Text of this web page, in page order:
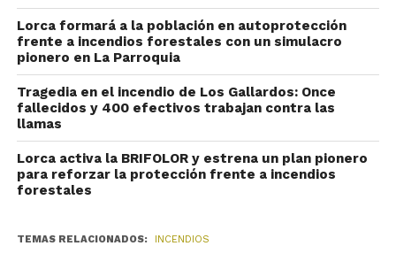
Lorca formará a la población en autoprotección
frente a incendios forestales con un simulacro
pionero en La Parroquia
Tragedia en el incendio de Los Gallardos: Once
fallecidos y 400 efectivos trabajan contra las
llamas
Lorca activa la BRIFOLOR y estrena un plan pionero
para reforzar la protección frente a incendios
forestales
TEMAS RELACIONADOS: INCENDIOS